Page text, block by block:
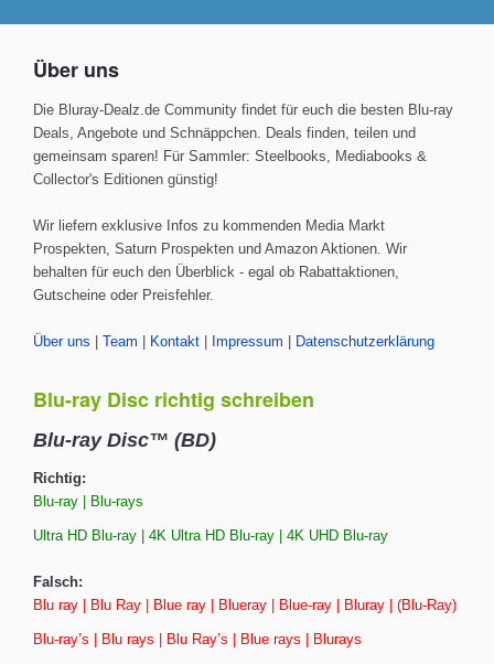
Über uns
Die Bluray-Dealz.de Community findet für euch die besten Blu-ray
Deals, Angebote und Schnäppchen. Deals finden, teilen und
gemeinsam sparen! Für Sammler: Steelbooks, Mediabooks &
Collector's Editionen günstig!
Wir liefern exklusive Infos zu kommenden Media Markt
Prospekten, Saturn Prospekten und Amazon Aktionen. Wir
behalten für euch den Überblick - egal ob Rabattaktionen,
Gutscheine oder Preisfehler.
Über uns Team Kontakt Impressum Datenschutzerklärung
Blu-ray Disc richtig schreiben
Blu-ray Disc™ (BD)
Richtig:
Blu-ray | Blu-rays
Ultra HD Blu-ray | 4K Ultra HD Blu-ray | 4K UHD Blu-ray
Falsch:
Blu ray | Blu Ray | Blue ray | Blueray | Blue-ray | Bluray | (Blu-Ray)
Blu-ray’s | Blu rays | Blu Ray’s | Blue rays | Blurays